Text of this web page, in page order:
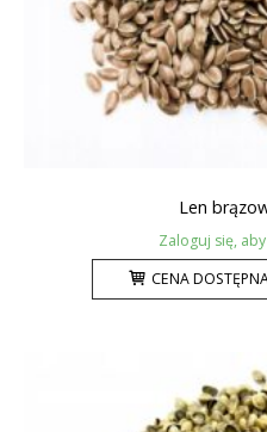
Len
Zaloguj się,
CENA